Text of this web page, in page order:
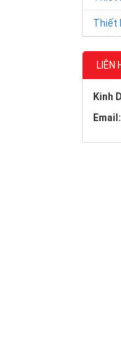
Thiết
LIÊN
Kinh
Email: